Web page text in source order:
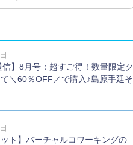
信】8月号：超すご得！数量限定ク
＼60％OFF／で購入♪島原手延そ
ット】バーチャルコワーキングの